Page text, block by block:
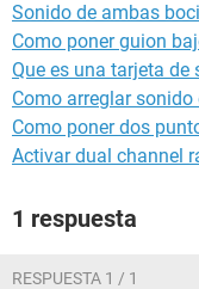
Sonido de ambas
Como poner guion
Que es una tarjeta de
Como arreglar
Como poner dos
Activar dual channel
1 respuesta
RESPUESTA 1 / 1